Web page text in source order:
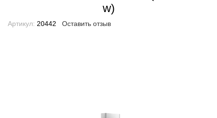
w)
Артикул: 20442 Оставить отзыв